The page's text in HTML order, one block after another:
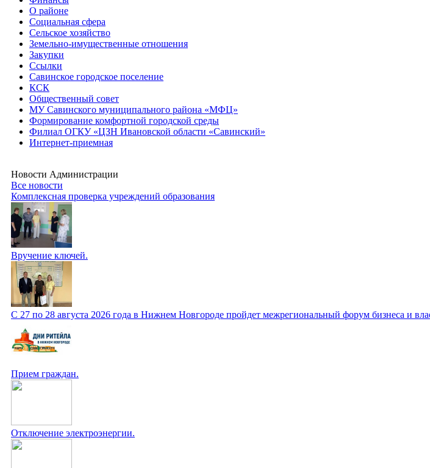
О районе
Социальная сфера
Сельское хозяйство
Земельно-имущественные отношения
Закупки
Ссылки
Савинское городское поселение
КСК
Общественный совет
МУ Савинского муниципального района «МФЦ»
Формирование комфортной городской среды
Филиал ОГКУ «ЦЗН Ивановской области «Савинский»
Интернет-приемная
Новости Администрации
Все новости
Комплексная проверка учреждений образования
Вручение ключей.
С 27 по 28 августа 2026 года в Нижнем Новгороде пройдет межрегиональный форум бизнеса и
Прием граждан.
Отключение электроэнергии.